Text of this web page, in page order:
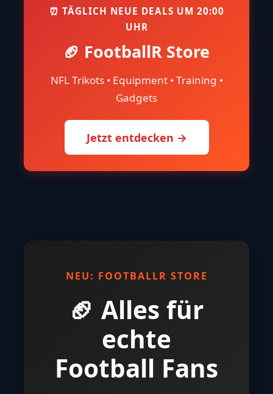
⏰ TÄGLICH NEUE DEALS UM 20:00
UHR
🏈 FootballR Store
NFL Trikots • Equipment • Training •
Gadgets
Jetzt entdecken →
NEU: FOOTBALLR STORE
🏈 Alles für
echte
Football Fans